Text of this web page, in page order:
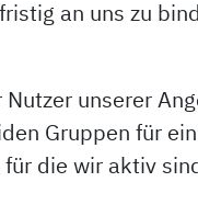
an uns zu
unserer
Gruppen für
die wir aktiv